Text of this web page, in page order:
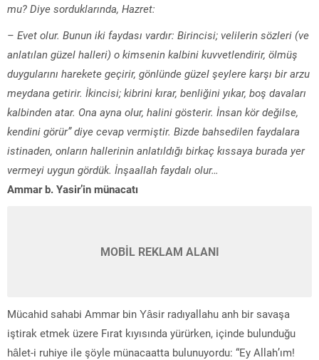
mu? Diye sorduklarında, Hazret:
– Evet olur. Bunun iki faydası vardır: Birincisi; velilerin sözleri (ve
anlatılan güzel halleri) o kimsenin kalbini kuvvetlendirir, ölmüş
duygularını harekete geçirir, gönlünde güzel şeylere karşı bir arzu
meydana getirir. İkincisi; kibrini kırar, benliğini yıkar, boş davaları
kalbinden atar. Ona ayna olur, halini gösterir. İnsan kör değilse,
kendini görür” diye cevap vermiştir. Bizde bahsedilen faydalara
istinaden, onların hallerinin anlatıldığı birkaç kıssaya burada yer
vermeyi uygun gördük. İnşaallah faydalı olur…
Ammar b. Yasir’in münacatı
MOBİL REKLAM ALANI
Mücahid sahabi Ammar bin Yâsir radıyallahu anh bir savaşa
iştirak etmek üzere Fırat kıyısında yürürken, içinde bulunduğu
hâlet-i ruhiye ile şöyle münacaatta bulunuyordu: “Ey Allah’ım!